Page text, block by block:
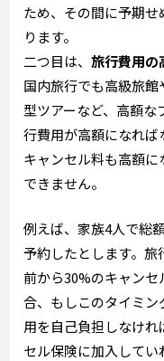
ため、その間に予期
ります。
二つ目は、 旅行費用の
国内旅行でも高級旅
型ツアーなど、高額な
行費用が高額になれば
キャンセル料も高額
できません。
例えば、家族4人で総
予約したとします。
前から30%のキャン
合、もしこのタイミ
用を自己負担しなけ
セル保険に加入して